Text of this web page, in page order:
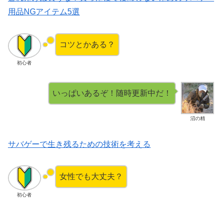
用品NGアイテム5選
初心者
コツとかある？
沼の精
いっぱいあるぞ！随時更新中だ！
サバゲーで生き残るための技術を考える
初心者
女性でも大丈夫？